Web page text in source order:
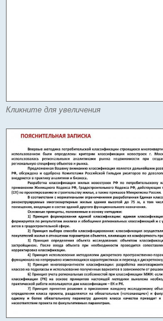
Кликните для увеличения